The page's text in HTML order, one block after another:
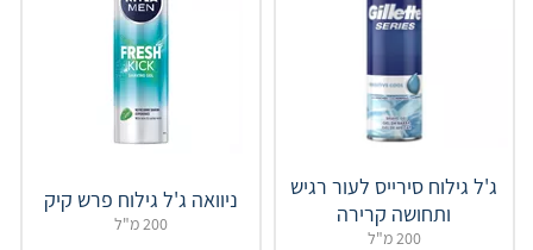
ג'ל גילוח סירייס לעור רגיש
ותחושה קרירה
200 מ"ל
ניוואה ג'ל גילוח פרש קיק
200 מ"ל